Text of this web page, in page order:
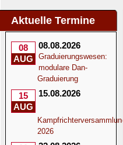
Aktuelle Termine
08
AUG
08.08.2026
Graduierungswesen:
modulare Dan-
Graduierung
15
AUG
15.08.2026
Kampfrichterversammlung
2026